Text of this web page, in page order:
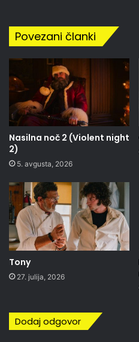
Povezani članki
Nasilna noč 2 (Violent night
2)
5. avgusta, 2026
Tony
27. julija, 2026
Dodaj odgovor